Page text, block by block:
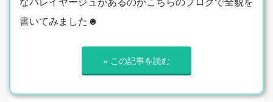
なバレイヤージュがあるのかこちらのブログで全貌を
書いてみました☻
» この記事を読む